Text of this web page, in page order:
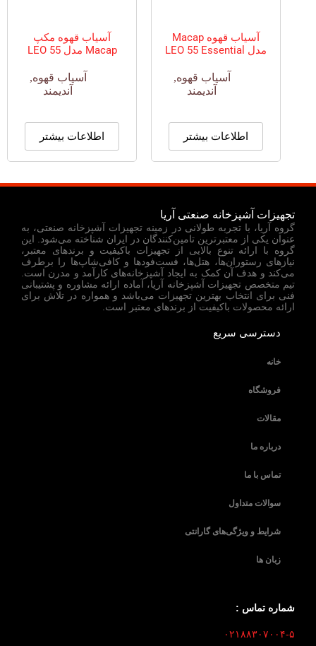
آسیاب قهوه Macap
مدل LEO 55 Essential
آسیاب قهوه,
آندیمند
اطلاعات بیشتر
آسیاب قهوه مکپ
Macap مدل LEO 55
آسیاب قهوه,
آندیمند
اطلاعات بیشتر
تجهیزات آشپزخانه صنعتی آریا
گروه آریا، با تجربه طولانی در زمینه تجهیزات آشپزخانه صنعتی، به
عنوان یکی از معتبرترین تامین‌کنندگان در ایران شناخته می‌شود. این
گروه با ارائه تنوع بالایی از تجهیزات باکیفیت و برندهای معتبر،
نیازهای رستوران‌ها، هتل‌ها، فست‌فودها و کافی‌شاپ‌ها را برطرف
می‌کند و هدف آن کمک به ایجاد آشپزخانه‌های کارآمد و مدرن است.
تیم متخصص تجهیزات آشپزخانه آریا، آماده ارائه مشاوره و پشتیبانی
فنی برای انتخاب بهترین تجهیزات می‌باشد و همواره در تلاش برای
ارائه محصولات باکیفیت از برندهای معتبر است.
دسترسی سریع
خانه
فروشگاه
مقالات
درباره ما
تماس با ما
سوالات متداول
شرایط و ویژگی‌های گارانتی
زبان ها
شماره تماس :
۰۲۱۸۸۳۰۷۰۰۴-۵